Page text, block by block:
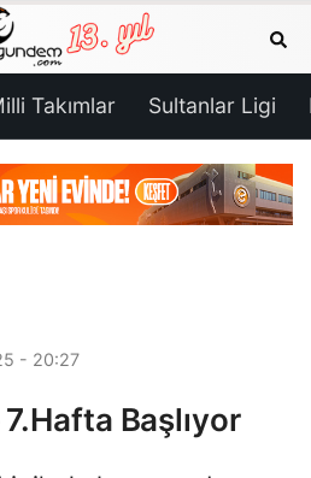
Takımlar Sultanlar Ligi
- 20:27
Başlıyor